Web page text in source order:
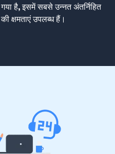
है, इसमें सबसे उन्नत अंतर्निहित
क्षमताएं उपलब्ध हैं।